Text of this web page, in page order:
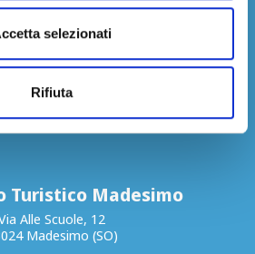
selezionati
Rifiuta
Turistico Madesimo
Alle Scuole, 12
Madesimo (SO)